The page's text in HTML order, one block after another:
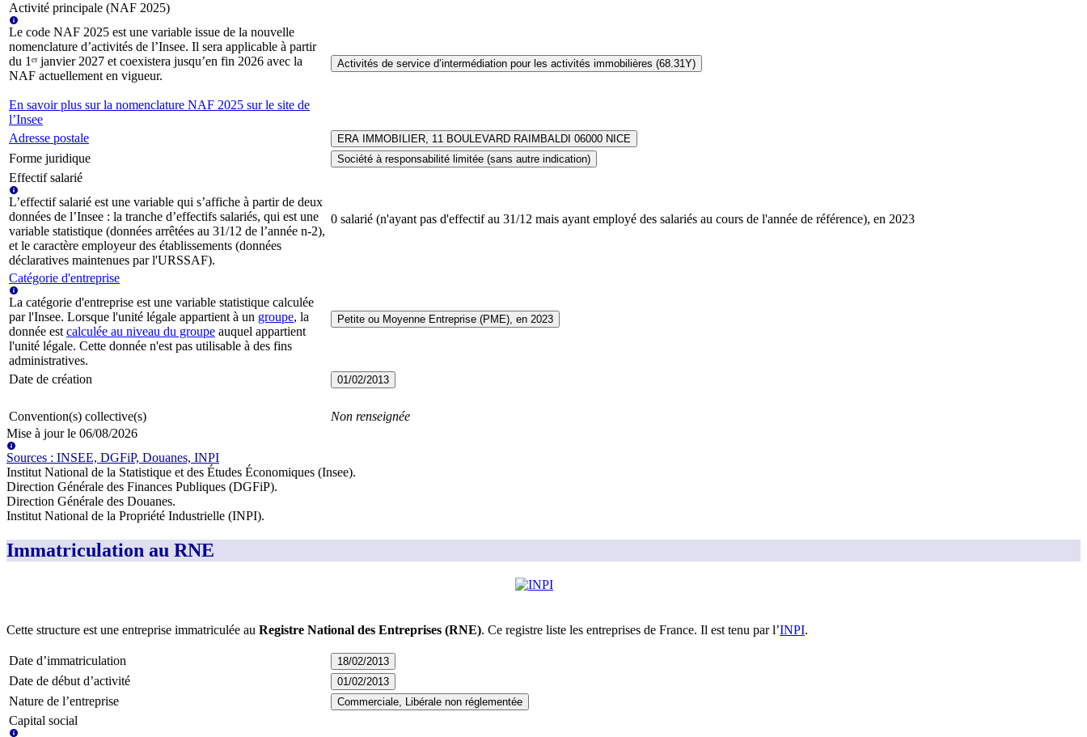
Activité principale (NAF 2025)
Le code NAF 2025 est une variable issue de la nouvelle
nomenclature d’activités de l’Insee. Il sera applicable à partir
du 1ᵉʳ janvier 2027 et coexistera jusqu’en fin 2026 avec la
NAF actuellement en vigueur.
En savoir plus sur la nomenclature NAF 2025 sur le site de
l’Insee
Activités de service d’intermédiation pour les activités immobilières (68.31Y)
Adresse postale ERA IMMOBILIER, 11 BOULEVARD RAIMBALDI 06000 NICE
Forme juridique Société à responsabilité limitée (sans autre indication)
Effectif salarié
L’effectif salarié est une variable qui s’affiche à partir de deux
données de l’Insee : la tranche d’effectifs salariés, qui est une
variable statistique (données arrêtées au 31/12 de l’année n-2),
et le caractère employeur des établissements (données
déclaratives maintenues par l'URSSAF).
0 salarié (n'ayant pas d'effectif au 31/12 mais ayant employé des salariés au cours de l'année de référence), en 2023
Catégorie d'entreprise
La catégorie d'entreprise est une variable statistique calculée
par l'Insee. Lorsque l'unité légale appartient à un groupe, la
donnée est calculée au niveau du groupe auquel appartient
l'unité légale. Cette donnée n'est pas utilisable à des fins
administratives.
Petite ou Moyenne Entreprise (PME), en 2023
Date de création 01/02/2013
Convention(s) collective(s)
Non renseignée
Mise à jour le 06/08/2026
Sources : INSEE, DGFiP, Douanes, INPI
Institut National de la Statistique et des Études Économiques (Insee).
Direction Générale des Finances Publiques (DGFiP).
Direction Générale des Douanes.
Institut National de la Propriété Industrielle (INPI).
Immatriculation au RNE
Cette structure est une entreprise immatriculée au Registre National des Entreprises (RNE). Ce registre liste les entreprises de France. Il est tenu par l’INPI.
Date d’immatriculation 18/02/2013
Date de début d’activité 01/02/2013
Nature de l’entreprise Commerciale, Libérale non réglementée
Capital social